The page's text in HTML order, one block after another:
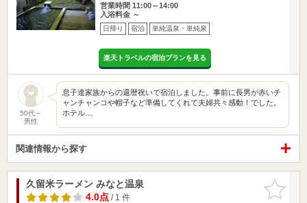
営業時間 11:00～14:00
入浴料金 ～
日帰り 宿泊 単純温泉・単純泉
楽天トラベルの宿泊プランを見る
50代～
男性
息子達家族からの還暦祝いで宿泊しました。事前に長男が赤いチ
ャンチャンコや帽子など準備してくれて夫婦共々感動！でした。
ホテル…
関連情報から探す
お気に入
りに追加
久留米ラーメン みなと温泉
4.0点/ 1 件